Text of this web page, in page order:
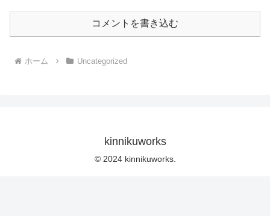
コメントを書き込む
ホーム Uncategorized
kinnikuworks
© 2024 kinnikuworks.